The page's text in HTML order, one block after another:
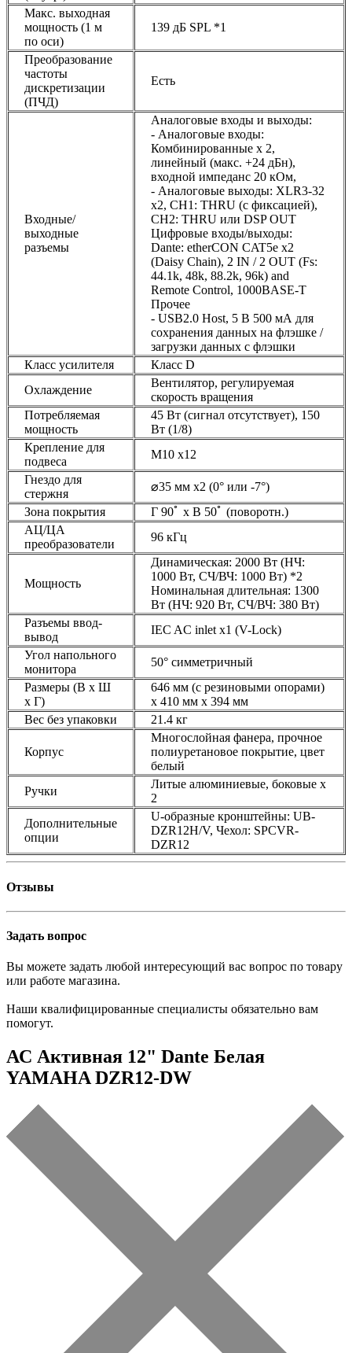
Макс. выходная
мощность (1 м
по оси)
139 дБ SPL *1
Преобразование
частоты
дискретизации
(ПЧД)
Есть
Входные/
выходные
разъемы
Аналоговые входы и выходы:
- Аналоговые входы:
Комбинированные х 2,
линейный (макс. +24 дБн),
входной импеданс 20 кОм,
- Аналоговые выходы: XLR3-32
x2, CH1: THRU (с фиксацией),
CH2: THRU или DSP OUT
Цифровые входы/выходы:
Dante: etherCON CAT5e x2
(Daisy Chain), 2 IN / 2 OUT (Fs:
44.1k, 48k, 88.2k, 96k) and
Remote Control, 1000BASE-T
Прочее
- USB2.0 Host, 5 В 500 мА для
сохранения данных на флэшке /
загрузки данных с флэшки
Класс усилителя
Класс D
Охлаждение
Вентилятор, регулируемая
скорость вращения
Потребляемая
мощность
45 Вт (сигнал отсутствует), 150
Вт (1/8)
Крепление для
подвеса
M10 x12
Гнездо для
стержня
⌀35 мм x2 (0° или -7°)
Зона покрытия
Г 90ﾟ x В 50ﾟ (поворотн.)
АЦ/ЦА
преобразователи
96 кГц
Мощность
Динамическая: 2000 Вт (НЧ:
1000 Вт, СЧ/ВЧ: 1000 Вт) *2
Номинальная длительная: 1300
Вт (НЧ: 920 Вт, СЧ/ВЧ: 380 Вт)
Разъемы ввод-
вывод
IEC AC inlet x1 (V-Lock)
Угол напольного
монитора
50° симметричный
Размеры (В х Ш
х Г)
646 мм (с резиновыми опорами)
х 410 мм х 394 мм
Вес без упаковки
21.4 кг
Корпус
Многослойная фанера, прочное
полиуретановое покрытие, цвет
белый
Ручки
Литые алюминиевые, боковые х
2
Дополнительные
опции
U-образные кронштейны: UB-
DZR12H/V, Чехол: SPCVR-
DZR12
Отзывы
Задать вопрос
Вы можете задать любой интересующий вас вопрос по товару
или работе магазина.
Наши квалифицированные специалисты обязательно вам
помогут.
АС Активная 12" Dante Белая
YAMAHA DZR12-DW